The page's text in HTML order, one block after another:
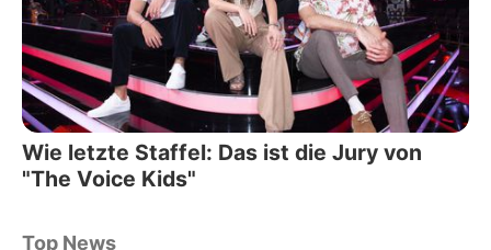
Wie letzte Staffel: Das ist die Jury von
"The Voice Kids"
Top News